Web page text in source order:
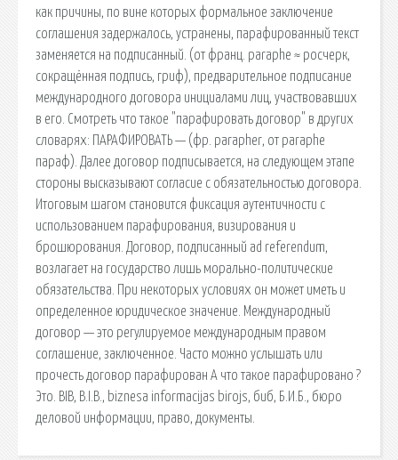
как причины, по вине которых формальное заключение
соглашения задержалось, устранены, парафированный текст
заменяется на подписанный. (от франц. paraphe ≈ росчерк,
сокращённая подпись, гриф), предварительное подписание
международного договора инициалами лиц, участвовавших
в его. Смотреть что такое "парафировать договор" в других
словарях: ПАРАФИРОВАТЬ — (фр. parapher, от paraphe
параф). Далее договор подписывается, на следующем этапе
стороны высказывают согласие с обязательностью договора.
Итоговым шагом становится фиксация аутентичности с
использованием парафирования, визирования и
брошюрования. Договор, подписанный ad referendum,
возлагает на государство лишь морально-политические
обязательства. При некоторых условиях он может иметь и
определенное юридическое значение. Международный
договор — это регулируемое международным правом
соглашение, заключенное. Часто можно услышать или
прочесть договор парафирован А что такое парафировано ?
Это. BIB, B.I.B., biznesa informacijas birojs, биб, Б.И.Б., бюро
деловой информации, право, документы.